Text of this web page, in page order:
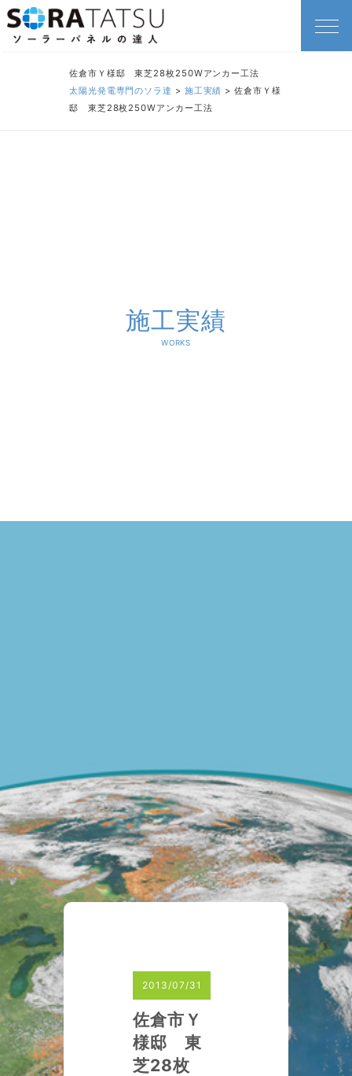
佐倉市Ｙ様邸 東芝28枚250Wアンカー工法
太陽光発電専門のソラ達 > 施工実績 >佐倉市Ｙ様
邸 東芝28枚250Wアンカー工法
施工実績
WORKS
2013/07/31
佐倉市Ｙ
様邸 東
芝28枚